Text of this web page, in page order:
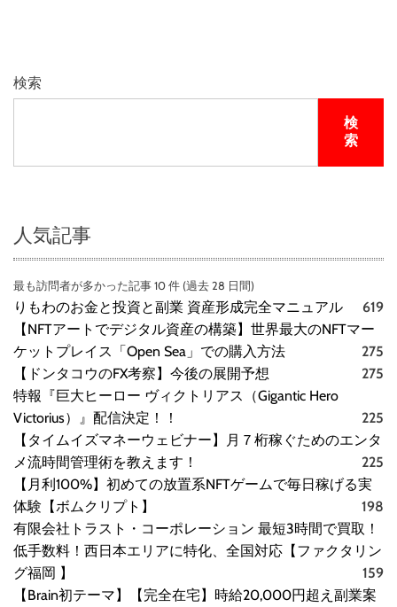
検索
検
索
人気記事
最も訪問者が多かった記事 10 件 (過去 28 日間)
りもわのお金と投資と副業 資産形成完全マニュアル
619
【NFTアートでデジタル資産の構築】世界最大のNFTマー
ケットプレイス「Open Sea」での購入方法
275
【ドンタコウのFX考察】今後の展開予想
275
特報『巨大ヒーロー ヴィクトリアス（Gigantic Hero
Victorius）』配信決定！！
225
【タイムイズマネーウェビナー】月７桁稼ぐためのエンタ
メ流時間管理術を教えます！
225
【月利100%】初めての放置系NFTゲームで毎日稼げる実
体験【ボムクリプト】
198
有限会社トラスト・コーポレーション 最短3時間で買取！
低手数料！西日本エリアに特化、全国対応【ファクタリン
グ福岡 】
159
【Brain初テーマ】【完全在宅】時給20,000円超え副業案